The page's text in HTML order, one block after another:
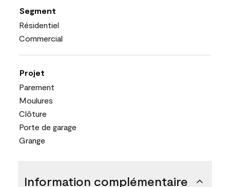
Segment
Résidentiel
Commercial
Projet
Parement
Moulures
Clôture
Porte de garage
Grange
Information complémentaire